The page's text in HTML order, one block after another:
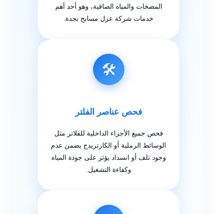
المضخات والمياه الصافية، وهو أحد أهم
خدمات شركة عزل مسابح بجدة.
🛠️
فحص عناصر الفلتر
فحص جميع الأجزاء الداخلية للفلاتر مثل
الوسائط الرملية أو الكارتريدج يضمن عدم
وجود تلف أو انسداد يؤثر على جودة المياه
وكفاءة التشغيل.